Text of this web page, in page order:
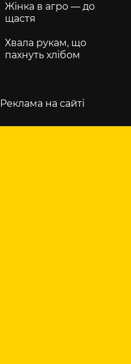
Жінка в агро — до
щастя
Хвала рукам, що
пахнуть хлібом
Реклама на сайті